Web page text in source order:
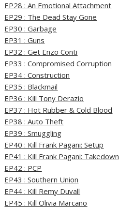
EP28 : An Emotional Attachment
EP29 : The Dead Stay Gone
EP30 : Garbage
EP31 : Guns
EP32 : Get Enzo Conti
EP33 : Compromised Corruption
EP34 : Construction
EP35 : Blackmail
EP36 : Kill Tony Derazio
EP37 : Hot Rubber & Cold Blood
EP38 : Auto Theft
EP39 : Smuggling
EP40 : Kill Frank Pagani: Setup
EP41 : Kill Frank Pagani: Takedown
EP42 : PCP
EP43 : Southern Union
EP44 : Kill Remy Duvall
EP45 : Kill Olivia Marcano